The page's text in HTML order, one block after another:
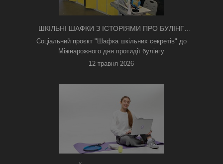
ШКІЛЬНІ ШАФКИ З ІСТОРІЯМИ ПРО БУЛІНГ
З'ЯВИЛИСЯ В КИЄВІ
Соціальний проєкт "Шафка шкільних секретів" до
Міжнарожного дня протидії булінгу
12 травня 2026